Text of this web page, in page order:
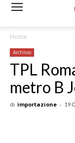
Home
Archivio
TPL
metro B
di importazione - 19